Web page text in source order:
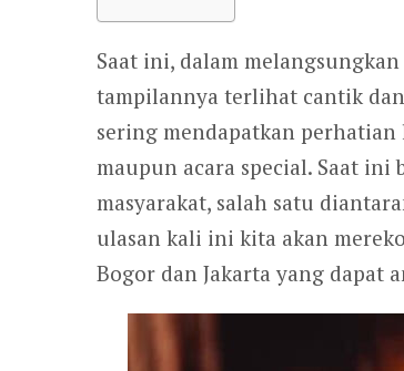
Saat ini, dalam
tampilannya terlihat cantik
sering mendapatkan
maupun acara special. Saat ini
masyarakat, salah satu
ulasan kali ini kita akan
Bogor dan Jakarta yang dapat